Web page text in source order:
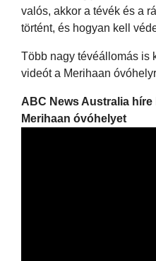
valós, akkor a tévék és a
történt, és hogyan kell
Több nagy tévéállomás is
videót a Merihaan
ABC News Australia
Merihaan óvóhelyet